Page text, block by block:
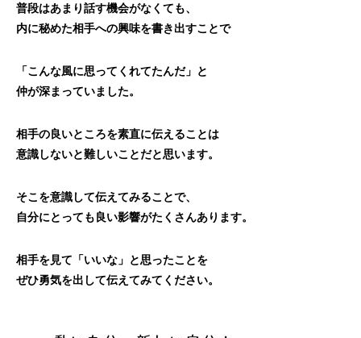
普段はあまり話す機会がなくても、
内に秘めた相手への興味を書き出すことで
「こんな風に思ってくれてたんだ」と
仲が深まっていました。
相手の良いところを素直に伝えることは
意識しないと難しいことだと思います。
そこを意識して伝えてみることで、
自分にとっても良い影響がたくさんあります。
相手を見て「いいな」と思ったことを
ぜひ勇気を出して伝えてみてください。